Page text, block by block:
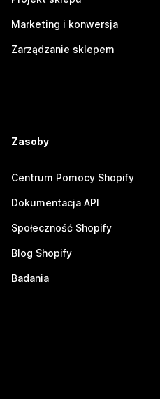
Marketing i konwersja
Zarządzanie sklepem
Zasoby
Centrum Pomocy Shopify
Dokumentacja API
Społeczność Shopify
Blog Shopify
Badania